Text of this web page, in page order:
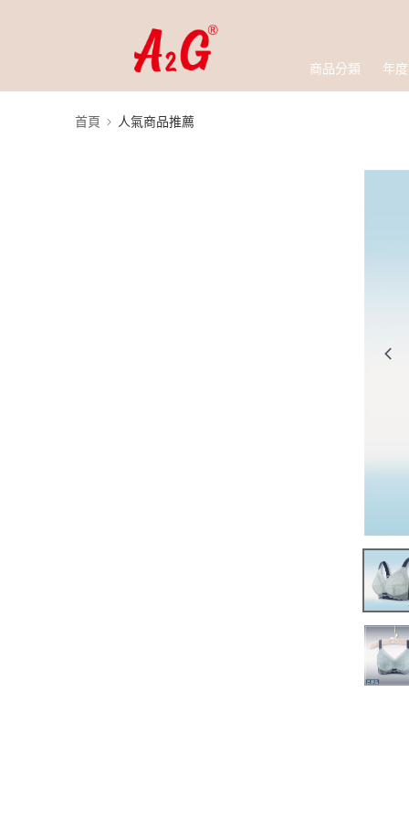
商品分類 年
首頁 人氣商品推薦